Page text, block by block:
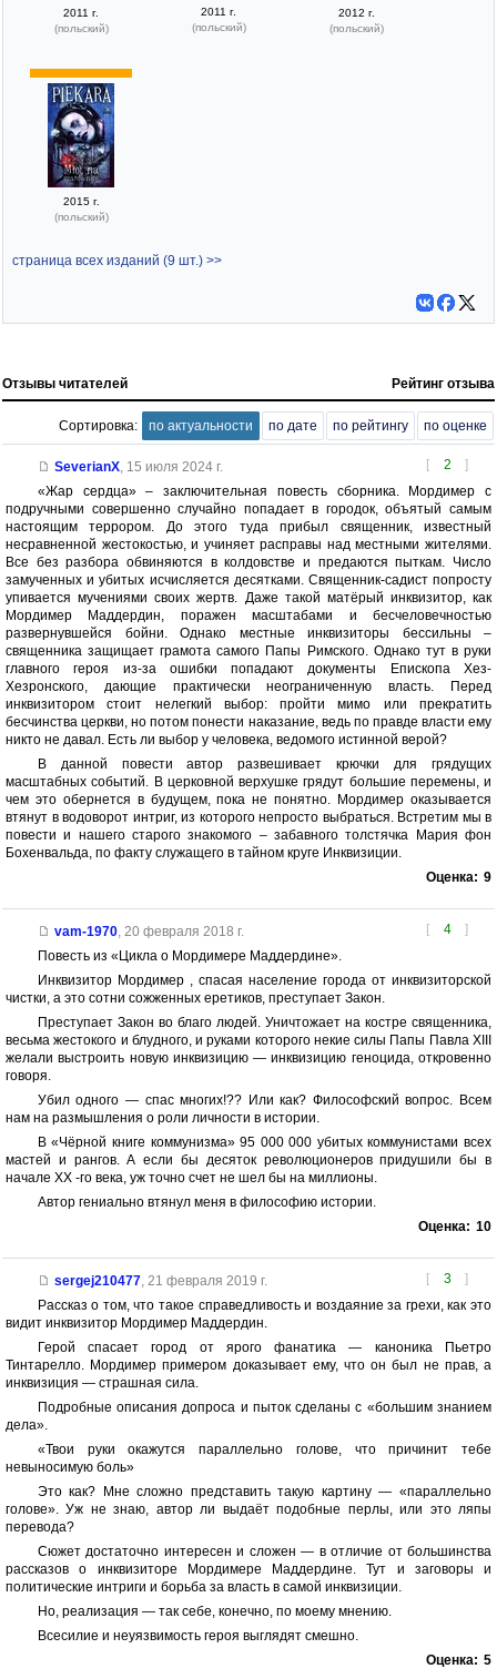
2011 г.
(польский)
2011 г.
(польский)
2012 г.
(польский)
2015 г.
(польский)
страница всех изданий (9 шт.) >>
Отзывы читателей Рейтинг отзыва
Сортировка: по актуальности по дате по рейтингу по оценке
[ 2 ]
SeverianX, 15 июля 2024 г.
«Жар сердца» – заключительная повесть сборника. Мордимер с
подручными совершенно случайно попадает в городок, объятый самым
настоящим террором. До этого туда прибыл священник, известный
несравненной жестокостью, и учиняет расправы над местными жителями.
Все без разбора обвиняются в колдовстве и предаются пыткам. Число
замученных и убитых исчисляется десятками. Священник-садист попросту
упивается мучениями своих жертв. Даже такой матёрый инквизитор, как
Мордимер Маддердин, поражен масштабами и бесчеловечностью
развернувшейся бойни. Однако местные инквизиторы бессильны –
священника защищает грамота самого Папы Римского. Однако тут в руки
главного героя из-за ошибки попадают документы Епископа Хез-
Хезронского, дающие практически неограниченную власть. Перед
инквизитором стоит нелегкий выбор: пройти мимо или прекратить
бесчинства церкви, но потом понести наказание, ведь по правде власти ему
никто не давал. Есть ли выбор у человека, ведомого истинной верой?
В данной повести автор развешивает крючки для грядущих
масштабных событий. В церковной верхушке грядут большие перемены, и
чем это обернется в будущем, пока не понятно. Мордимер оказывается
втянут в водоворот интриг, из которого непросто выбраться. Встретим мы в
повести и нашего старого знакомого – забавного толстячка Мария фон
Бохенвальда, по факту служащего в тайном круге Инквизиции.
Оценка: 9
[ 4 ]
vam-1970, 20 февраля 2018 г.
Повесть из «Цикла о Мордимере Маддердине».
Инквизитор Мордимер , спасая население города от инквизиторской
чистки, а это сотни сожженных еретиков, преступает Закон.
Преступает Закон во благо людей. Уничтожает на костре священника,
весьма жестокого и блудного, и руками которого некие силы Папы Павла ХIII
желали выстроить новую инквизицию — инквизицию геноцида, откровенно
говоря.
Убил одного — спас многих!?? Или как? Философский вопрос. Всем
нам на размышления о роли личности в истории.
В «Чёрной книге коммунизма» 95 000 000 убитых коммунистами всех
мастей и рангов. А если бы десяток революционеров придушили бы в
начале ХХ -го века, уж точно счет не шел бы на миллионы.
Автор гениально втянул меня в философию истории.
Оценка: 10
[ 3 ]
sergej210477, 21 февраля 2019 г.
Рассказ о том, что такое справедливость и воздаяние за грехи, как это
видит инквизитор Мордимер Маддердин.
Герой спасает город от ярого фанатика — каноника Пьетро
Тинтарелло. Мордимер примером доказывает ему, что он был не прав, а
инквизиция — страшная сила.
Подробные описания допроса и пыток сделаны с «большим знанием
дела».
«Твои руки окажутся параллельно голове, что причинит тебе
невыносимую боль»
Это как? Мне сложно представить такую картину — «параллельно
голове». Уж не знаю, автор ли выдаёт подобные перлы, или это ляпы
перевода?
Сюжет достаточно интересен и сложен — в отличие от большинства
рассказов о инквизиторе Мордимере Маддердине. Тут и заговоры и
политические интриги и борьба за власть в самой инквизиции.
Но, реализация — так себе, конечно, по моему мнению.
Всесилие и неуязвимость героя выглядят смешно.
Оценка: 5